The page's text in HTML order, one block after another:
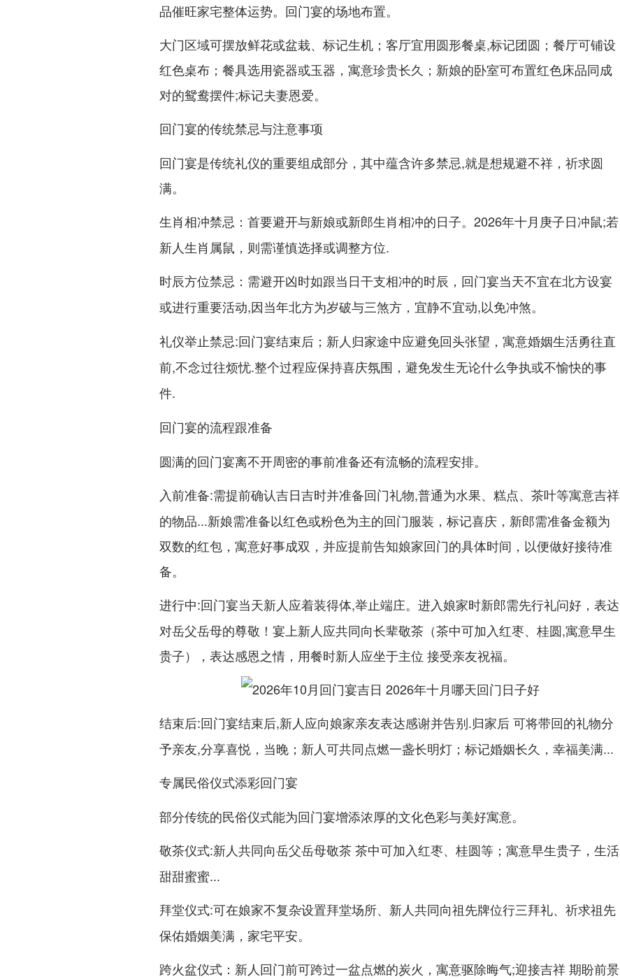
品催旺家宅整体运势。回门宴的场地布置。
大门区域可摆放鲜花或盆栽、标记生机；客厅宜用圆形餐桌,标记团圆；餐厅可铺设
红色桌布；餐具选用瓷器或玉器，寓意珍贵长久；新娘的卧室可布置红色床品同成
对的鸳鸯摆件;标记夫妻恩爱。
回门宴的传统禁忌与注意事项
回门宴是传统礼仪的重要组成部分，其中蕴含许多禁忌,就是想规避不祥，祈求圆
满。
生肖相冲禁忌 ：首要避开与新娘或新郎生肖相冲的日子。2026年十月 庚子日冲鼠;若
新人生肖属鼠，则需谨慎选择或调整方位.
时辰方位禁忌 ：需避开凶时如跟当日干支相冲的时辰， 回门宴当天不宜在北方设宴
或进行重要活动,因当年北方为岁破与三煞方，宜静不宜动,以免冲煞。
礼仪举止禁忌:回门宴结束后；新人归家途中应避免回头张望 ，寓意婚姻生活勇往直
前,不念过往烦忧.整个过程应保持喜庆氛围， 避免发生无论什么争执或不愉快的事
件.
回门宴的流程跟准备
圆满的回门宴离不开周密的事前准备还有流畅的流程安排。
入前准备:需提前确认吉日吉时并准备回门礼物,普通为水果、糕点、茶叶等寓意吉祥
的物品...新娘需准备以红色或粉色为主的回门服装，标记喜庆，新郎需准备金额为
双数的红包，寓意好事成双，并应提前告知娘家回门的具体时间，以便做好接待准
备。
进行中:回门宴当天新人应着装得体,举止端庄。进入娘家时新郎需先行礼问好，表达
对岳父岳母的尊敬！宴上新人应共同向长辈敬茶（茶中可加入红枣、桂圆,寓意早生
贵子），表达感恩之情，用餐时新人应坐于主位 接受亲友祝福。
结束后:回门宴结束后,新人应向娘家亲友表达感谢并告别.归家后 可将带回的礼物分
予亲友,分享喜悦，当晚；新人可共同点燃一盏长明灯；标记婚姻长久，幸福美满...
专属民俗仪式添彩回门宴
部分传统的民俗仪式能为回门宴增添浓厚的文化色彩与美好寓意。
敬茶仪式:新人共同向岳父岳母敬茶 茶中可加入红枣、桂圆等；寓意早生贵子，生活
甜甜蜜蜜...
拜堂仪式:可在娘家不复杂设置拜堂场所、新人共同向祖先牌位行三拜礼、祈求祖先
保佑婚姻美满，家宅平安。
跨火盆仪式 ：新人回门前可跨过一盆点燃的炭火，寓意驱除晦气;迎接吉祥 期盼前景